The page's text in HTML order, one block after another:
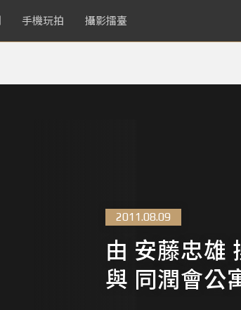
手機玩拍 攝影擂臺
2011.08.09
由 安藤忠雄
與 同潤會公